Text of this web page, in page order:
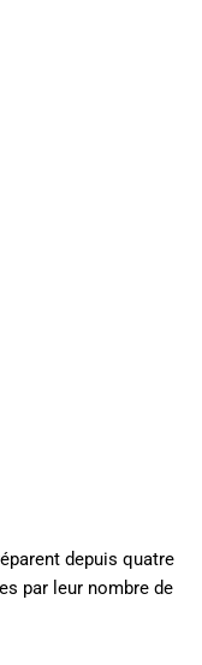
depuis quatre
par leur nombre de